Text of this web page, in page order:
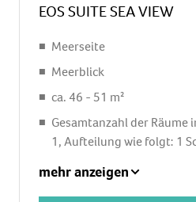
EOS SUITE SEA VIEW
Meerseite
Meerblick
ca. 46 - 51 m²
Gesamtanzahl der Räume
1, Aufteilung wie folgt: 1
mehr anzeigen